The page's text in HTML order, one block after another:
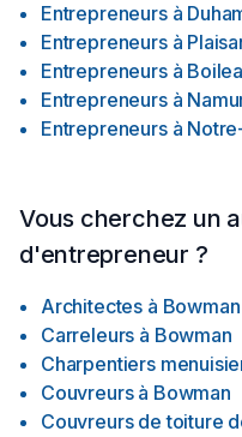
Entrepreneurs à
Entrepreneurs à
Entrepreneurs à
Entrepreneurs à
Entrepreneurs à
Vous cherchez un
d'entrepreneur ?
Architectes à Bowman
Carreleurs à Bowman
Charpentiers
Couvreurs à Bowman
Couvreurs de toiture